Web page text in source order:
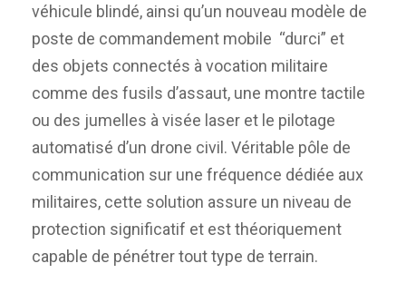
véhicule blindé, ainsi qu’un nouveau modèle de
poste de commandement mobile “durci” et
des objets connectés à vocation militaire
comme des fusils d’assaut, une montre tactile
ou des jumelles à visée laser et le pilotage
automatisé d’un drone civil. Véritable pôle de
communication sur une fréquence dédiée aux
militaires, cette solution assure un niveau de
protection significatif et est théoriquement
capable de pénétrer tout type de terrain.